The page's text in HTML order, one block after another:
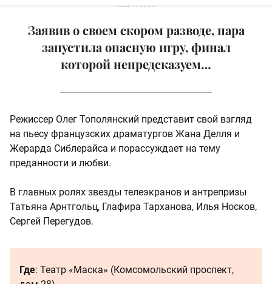
Заявив о своем скором разводе, пара
запустила опасную игру, финал
которой непредсказуем…
Режиссер Олег Тополянский представит свой взгляд
на пьесу французских драматургов Жана Делля и
Жерарда Сиблерайса и порассуждает на тему
преданности и любви.
В главных ролях звезды телеэкранов и антрепризы
Татьяна Арнтгольц, Глафира Тарханова, Илья Носков,
Сергей Перегудов.
Где: Театр «Маска» (Комсомольский проспект,